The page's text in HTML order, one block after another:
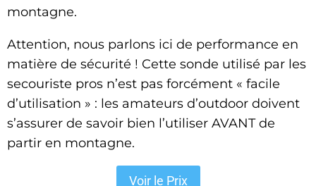
montagne.
Attention, nous parlons ici de performance en
matière de sécurité ! Cette sonde utilisé par les
secouriste pros n’est pas forcément « facile
d’utilisation » : les amateurs d’outdoor doivent
s’assurer de savoir bien l’utiliser AVANT de
partir en montagne.
Voir le Prix